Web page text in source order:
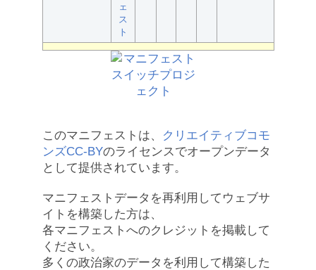
ェ
ス
ト
このマニフェストは、
クリエイティブコモ
ンズCC-BYのライセンスでオープンデータ
として提供されています。
マニフェストデータを再利用してウェブサ
イトを構築した方は、
各マニフェストへのクレジットを掲載して
ください。
多くの政治家のデータを利用して構築した